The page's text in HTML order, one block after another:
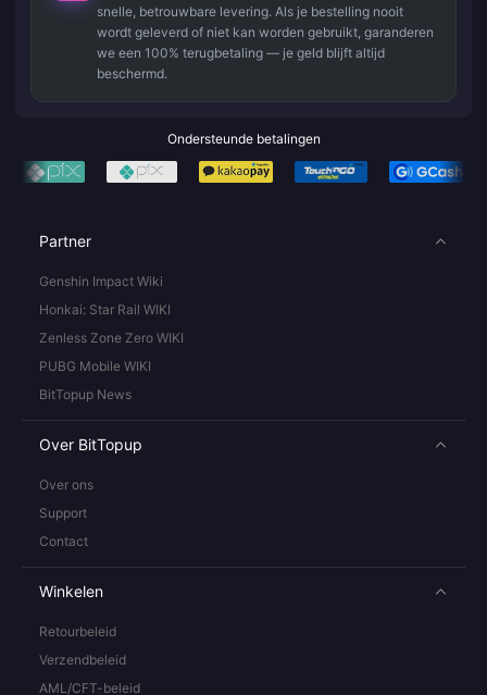
snelle, betrouwbare levering. Als je bestelling nooit
wordt geleverd of niet kan worden gebruikt, garanderen
we een 100% terugbetaling — je geld blijft altijd
beschermd.
Ondersteunde betalingen
Partner
Genshin Impact Wiki
Honkai: Star Rail WIKI
Zenless Zone Zero WIKI
PUBG Mobile WIKI
BitTopup News
Over BitTopup
Over ons
Support
Contact
Winkelen
Retourbeleid
Verzendbeleid
AML/CFT-beleid